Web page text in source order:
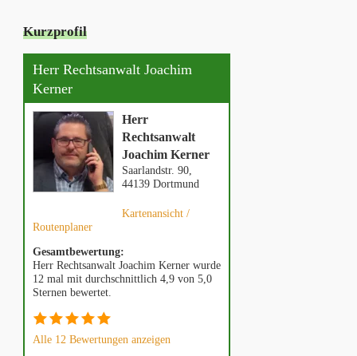
Kurzprofil
Herr Rechtsanwalt Joachim
Kerner
Herr
Rechtsanwalt
Joachim Kerner
Saarlandstr. 90,
44139 Dortmund
Kartenansicht /
Routenplaner
Gesamtbewertung:
Herr Rechtsanwalt Joachim Kerner wurde
12 mal mit durchschnittlich 4,9 von 5,0
Sternen bewertet.
Alle 12 Bewertungen anzeigen